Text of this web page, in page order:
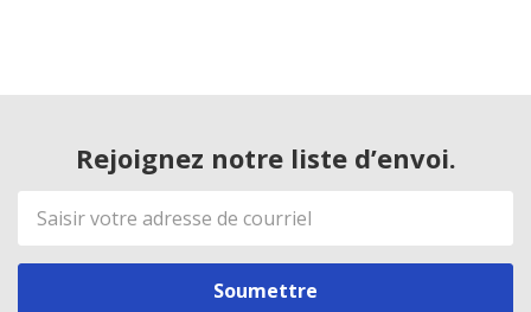
Rejoignez notre liste d’envoi.
Adresse
de
courriel